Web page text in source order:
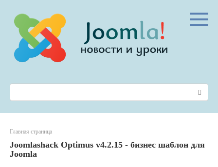
контенту
Главная страница
Joomlashack Optimus v4.2.15 - бизнес шаблон для
Joomla